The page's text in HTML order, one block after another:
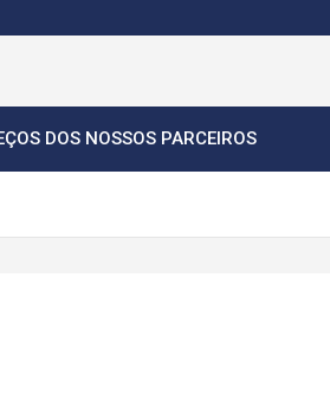
DOS NOSSOS PARCEIROS